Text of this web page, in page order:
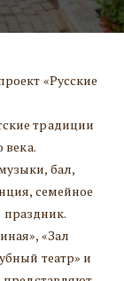
«Русские
традиции
века.
бал,
семейное
«Зал
театр» и